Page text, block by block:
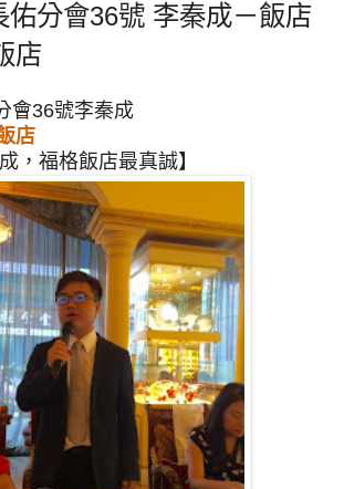
佑分會36號 李秦成－飯店
店
會36號李秦成
店
，福格飯店最真誠】